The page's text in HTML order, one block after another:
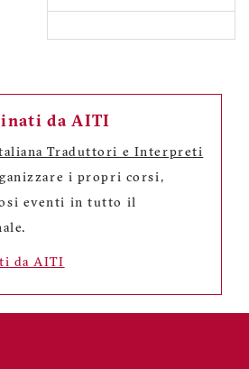
da AITI
Traduttori e Interpreti
i propri corsi,
eventi in tutto il
da AITI